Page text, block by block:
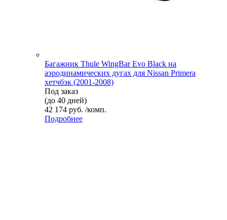
Багажник Thule WingBar Evo Black на
аэродинамических дугах для Nissan Primera
хетчбэк (2001-2008)
Под заказ
(до 40 дней)
42 174 руб. /комп.
Подробнее